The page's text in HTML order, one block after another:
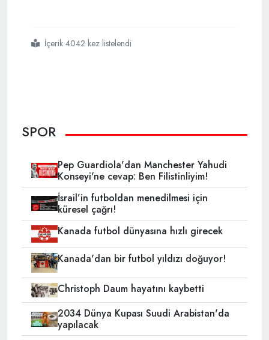
#dünya
#kupası
#kuraları
#çekildiİçerik 4042 kez listelendi
SPOR
Pep Guardiola'dan Manchester Yahudi
Konseyi'ne cevap: Ben Filistinliyim!
İsrail’in futboldan menedilmesi için
küresel çağrı!
Kanada futbol dünyasına hızlı girecek
Kanada'dan bir futbol yıldızı doğuyor!
Christoph Daum hayatını kaybetti
2034 Dünya Kupası Suudi Arabistan'da
yapılacak